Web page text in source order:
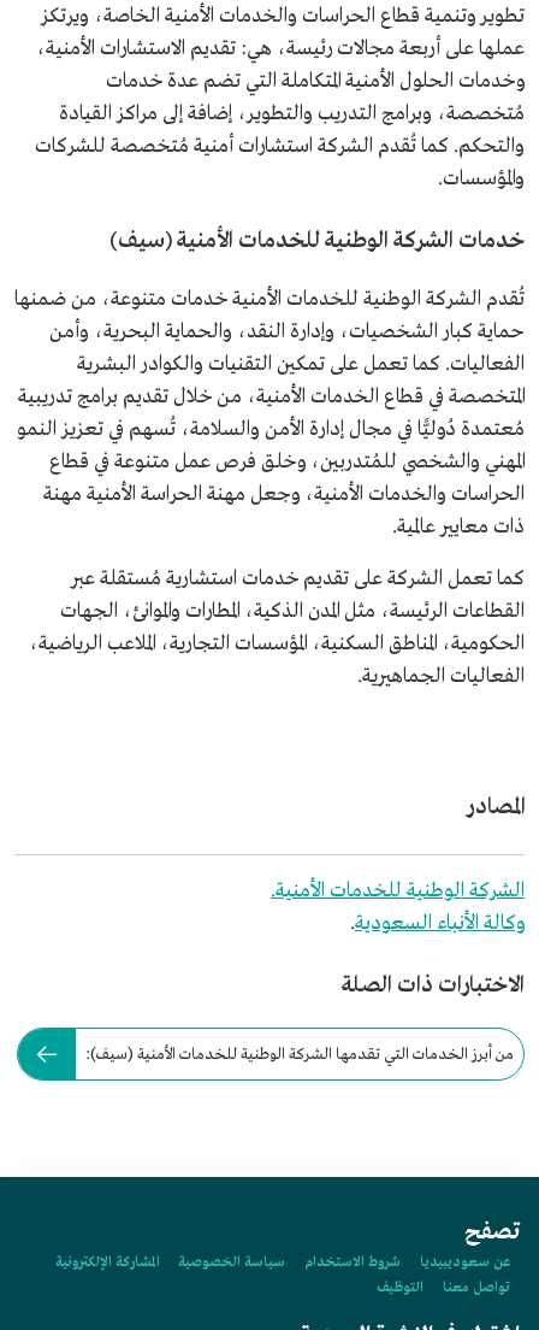
تطوير وتنمية قطاع الحراسات والخدمات الأمنية الخاصة، ويرتكز
عملها على أربعة مجالات رئيسة، هي: تقديم الاستشارات الأمنية،
وخدمات الحلول الأمنية المتكاملة التي تضم عدة خدمات
مُتخصصة، وبرامج التدريب والتطوير، إضافة إلى مراكز القيادة
والتحكم. كما تُقدم الشركة استشارات أمنية مُتخصصة للشركات
والمؤسسات.
خدمات الشركة الوطنية للخدمات الأمنية (سيف)
تُقدم الشركة الوطنية للخدمات الأمنية خدمات متنوعة، من ضمنها
حماية كبار الشخصيات، وإدارة النقد، والحماية البحرية، وأمن
الفعاليات. كما تعمل على تمكين التقنيات والكوادر البشرية
المتخصصة في قطاع الخدمات الأمنية، من خلال تقديم برامج تدريبية
مُعتمدة دُوليًّا في مجال إدارة الأمن والسلامة، تُسهم في تعزيز النمو
المهني والشخصي للمُتدربين، وخلق فرص عمل متنوعة في قطاع
الحراسات والخدمات الأمنية، وجعل مهنة الحراسة الأمنية مهنة
ذات معايير عالمية.
كما تعمل الشركة على تقديم خدمات استشارية مُستقلة عبر
القطاعات الرئيسة، مثل المدن الذكية، المطارات والموانئ، الجهات
الحكومية، المناطق السكنية، المؤسسات التجارية، الملاعب الرياضية،
الفعاليات الجماهيرية.
المصادر
الشركة الوطنية للخدمات الأمنية.
وكالة الأنباء السعودية.
الاختبارات ذات الصلة
من أبرز الخدمات التي تقدمها الشركة الوطنية للخدمات الأمنية (سيف):
تصفح
عن سعوديبيديا شروط الاستخدام سياسة الخصوصية
المشاركة الإلكترونية
تواصل معنا
التوظيف